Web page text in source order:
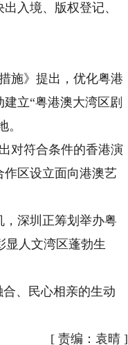
入境、版权登记、
施》提出，优化粤港
立“粤港澳大湾区剧
。
对符合条件的香港演
区设立面向港澳艺
深圳正筹划举办粤
显人文湾区蓬勃生
、民心相亲的生动
[ 责编：袁晴 ]